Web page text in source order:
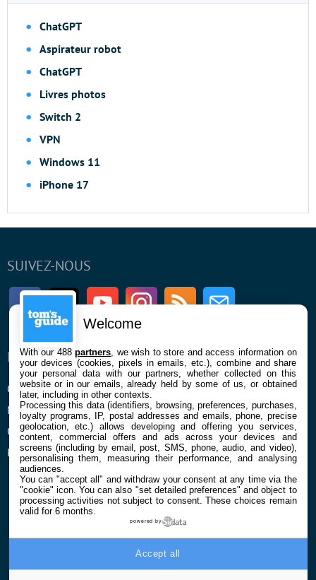
ChatGPT
Aspirateur robot
ChatGPT
Livres photos
Switch 2
VPN
Windows 11
iPhone 17
SUIVEZ-NOUS
FacebookTwitter Youtube InstagramRSS Newsletter
ENTREPRISE
Qui sommes nous
Mentions légales et CGU
Confidentialité et Cookies
Préférences cookies
À PROPOS
La rédaction
Contact
Welcome
With our 488partners , we wish to store and access information on
your devices (cookies, pixels in emails, etc.), combine and share
your personal data with our partners, whether collected on this
website or in our emails, already held by some of us, or obtained
later, including in other contexts.
Processing this data (identifiers, browsing, preferences, purchases,
loyalty programs, IP, postal addresses and emails, phone, precise
geolocation, etc.) allows developing and offering you services,
content, commercial offers and ads across your devices and
screens (including by email, post, SMS, phone, audio, and video),
personalising them, measuring their performance, and analysing
audiences.
You can "accept all" and withdraw your consent at any time via the
"cookie" icon. You can also "set detailed preferences" and object to
processing activities not subject to consent. These choices remain
valid for 6 months.
powered by
Accept all